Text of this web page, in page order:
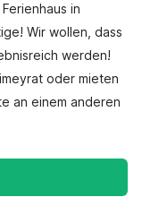
in
Wir wollen, dass
werden!
oder mieten
an einem anderen